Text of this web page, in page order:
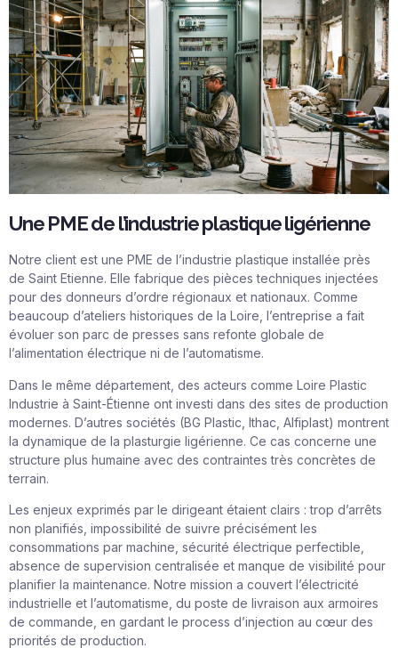
Une PME de l’industrie plastique ligérienne
Notre client est une PME de l’industrie plastique installée près
de Saint Etienne. Elle fabrique des pièces techniques injectées
pour des donneurs d’ordre régionaux et nationaux. Comme
beaucoup d’ateliers historiques de la Loire, l’entreprise a fait
évoluer son parc de presses sans refonte globale de
l’alimentation électrique ni de l’automatisme.
Dans le même département, des acteurs comme Loire Plastic
Industrie à Saint-Étienne ont investi dans des sites de production
modernes. D’autres sociétés (BG Plastic, Ithac, Alfiplast) montrent
la dynamique de la plasturgie ligérienne. Ce cas concerne une
structure plus humaine avec des contraintes très concrètes de
terrain.
Les enjeux exprimés par le dirigeant étaient clairs : trop d’arrêts
non planifiés, impossibilité de suivre précisément les
consommations par machine, sécurité électrique perfectible,
absence de supervision centralisée et manque de visibilité pour
planifier la maintenance. Notre mission a couvert l’électricité
industrielle et l’automatisme, du poste de livraison aux armoires
de commande, en gardant le process d’injection au cœur des
priorités de production.